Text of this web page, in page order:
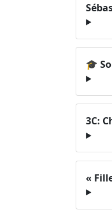
🎓
3C:
«